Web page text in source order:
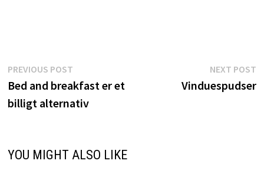
Indlægsnavigation
PREVIOUS POSTPrevious
post:
Bed and breakfast er et
billigt alternativ
NEXT POST
Vinduespudser
YOU MIGHT ALSO LIKE